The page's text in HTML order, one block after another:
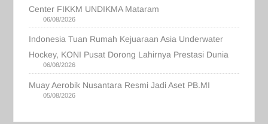
Center FIKKM UNDIKMA Mataram
06/08/2026
Indonesia Tuan Rumah Kejuaraan Asia Underwater
Hockey, KONI Pusat Dorong Lahirnya Prestasi Dunia
06/08/2026
Muay Aerobik Nusantara Resmi Jadi Aset PB.MI
05/08/2026